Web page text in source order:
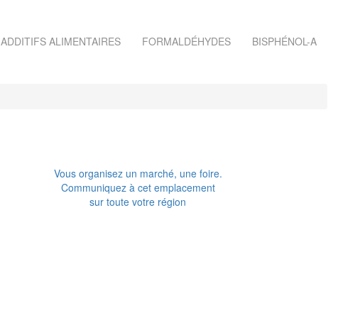
ADDITIFS ALIMENTAIRES FORMALDÉHYDES BISPHÉNOL-A
Vous organisez un marché, une foire.
Communiquez à cet emplacement
sur toute votre région